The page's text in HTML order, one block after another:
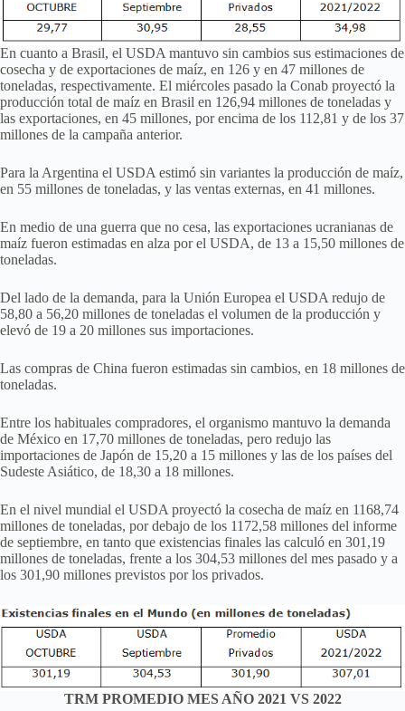
En cuanto a Brasil, el USDA mantuvo sin cambios sus estimaciones de
cosecha y de exportaciones de maíz, en 126 y en 47 millones de
toneladas, respectivamente. El miércoles pasado la Conab proyectó la
producción total de maíz en Brasil en 126,94 millones de toneladas y
las exportaciones, en 45 millones, por encima de los 112,81 y de los 37
millones de la campaña anterior.
Para la Argentina el USDA estimó sin variantes la producción de maíz,
en 55 millones de toneladas, y las ventas externas, en 41 millones.
En medio de una guerra que no cesa, las exportaciones ucranianas de
maíz fueron estimadas en alza por el USDA, de 13 a 15,50 millones de
toneladas.
Del lado de la demanda, para la Unión Europea el USDA redujo de
58,80 a 56,20 millones de toneladas el volumen de la producción y
elevó de 19 a 20 millones sus importaciones.
Las compras de China fueron estimadas sin cambios, en 18 millones de
toneladas.
Entre los habituales compradores, el organismo mantuvo la demanda
de México en 17,70 millones de toneladas, pero redujo las
importaciones de Japón de 15,20 a 15 millones y las de los países del
Sudeste Asiático, de 18,30 a 18 millones.
En el nivel mundial el USDA proyectó la cosecha de maíz en 1168,74
millones de toneladas, por debajo de los 1172,58 millones del informe
de septiembre, en tanto que existencias finales las calculó en 301,19
millones de toneladas, frente a los 304,53 millones del mes pasado y a
los 301,90 millones previstos por los privados.
TRM PROMEDIO MES AÑO 2021 VS 2022